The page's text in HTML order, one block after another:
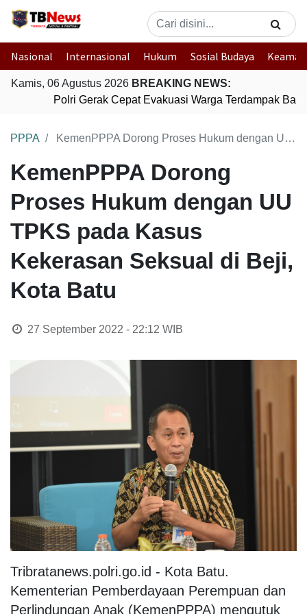
Nasional Internasional Hukum Sosial Budaya
Kamis, 06 Agustus 2026 BREAKING NEWS:
Polri Gerak Cepat Evakuasi Warga Terdampak
PPPA KemenPPPA Dorong Proses Hukum dengan UU TPKS pada Kasus Kekerasan Seksual di Beji, Kota Batu
KemenPPPA Dorong
Proses Hukum dengan UU
TPKS pada Kasus
Kekerasan Seksual di Beji,
Kota Batu
27 September 2022 - 22:12 WIB
Tribratanews.polri.go.id - Kota Batu.
Kementerian Pemberdayaan Perempuan dan
Perlindungan Anak (KemenPPPA) mengutuk